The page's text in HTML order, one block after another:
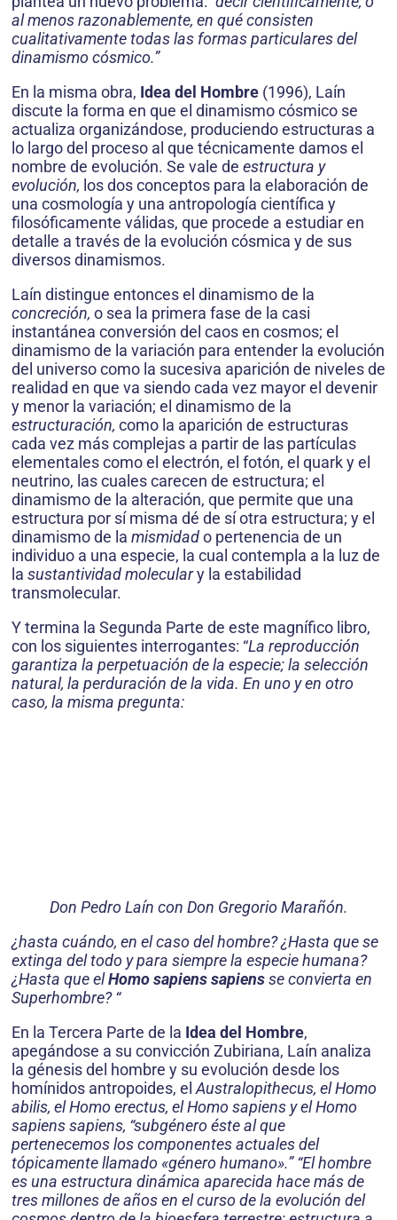
al menos razonablemente, en qué consisten
cualitativamente todas las formas particulares del
dinamismo cósmico.”
En la misma obra, Idea del Hombre (1996), Laín
discute la forma en que el dinamismo cósmico se
actualiza organizándose, produciendo estructuras a
lo largo del proceso al que técnicamente damos el
nombre de evolución. Se vale de estructura y
evolución, los dos conceptos para la elaboración de
una cosmología y una antropología científica y
filosóficamente válidas, que procede a estudiar en
detalle a través de la evolución cósmica y de sus
diversos dinamismos.
Laín distingue entonces el dinamismo de la
concreción, o sea la primera fase de la casi
instantánea conversión del caos en cosmos; el
dinamismo de la variación para entender la evolución
del universo como la sucesiva aparición de niveles de
realidad en que va siendo cada vez mayor el devenir
y menor la variación; el dinamismo de la
estructuración, como la aparición de estructuras
cada vez más complejas a partir de las partículas
elementales como el electrón, el fotón, el quark y el
neutrino, las cuales carecen de estructura; el
dinamismo de la alteración, que permite que una
estructura por sí misma dé de sí otra estructura; y el
dinamismo de la mismidado pertenencia de un
individuo a una especie, la cual contempla a la luz de
la sustantividad moleculary la estabilidad
transmolecular.
Y termina la Segunda Parte de este magnífico libro,
con los siguientes interrogantes: “La reproducción
garantiza la perpetuación de la especie; la selección
natural, la perduración de la vida. En uno y en otro
caso, la misma pregunta:
Don Pedro Laín con Don Gregorio Marañón.
¿hasta cuándo, en el caso del hombre? ¿Hasta que se
extinga del todo y para siempre la especie humana?
¿Hasta que elHomo sapiens sapiensse convierta en
Superhombre? “
En la Tercera Parte de la Idea del Hombre,
apegándose a su convicción Zubiriana, Laín analiza
la génesis del hombre y su evolución desde los
homínidos antropoides, el Australopithecus, el Homo
abilis, el Homo erectus, el Homo sapiens y el Homo
sapiens sapiens, “subgénero éste al que
pertenecemos los componentes actuales del
tópicamente llamado «género humano».” “El hombre
es una estructura dinámica aparecida hace más de
tres millones de años en el curso de la evolución del